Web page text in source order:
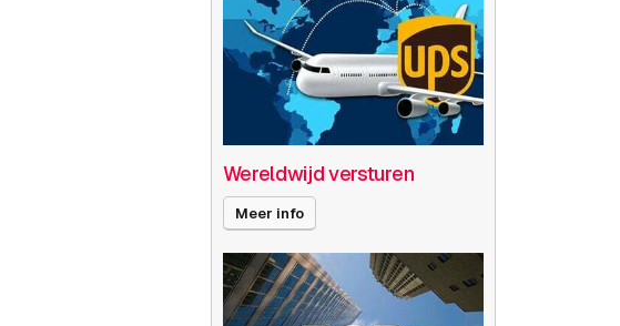
Wereldwijd versturen
Meer info